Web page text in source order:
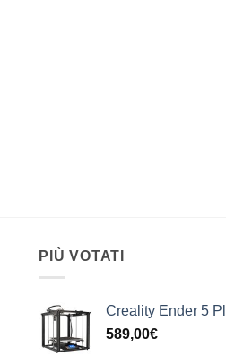
PIÙ VOTATI
Creality Ender 5
589,00€